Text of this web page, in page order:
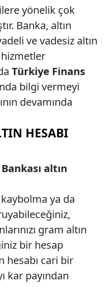
yönelik çok
Banka, altın
ve vadesiz altın
hizmetler
Türkiye Finans
bilgi vermeyi
devamında
HESABI
altın
ya da
gram altın
bir hesap
hesabı cari bir
kar payından